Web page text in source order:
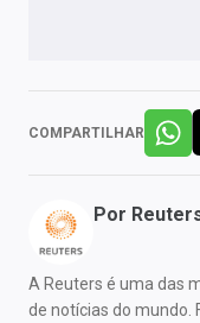
COMPARTILHAR
Por
A Reuters é uma das
de notícias do mundo.